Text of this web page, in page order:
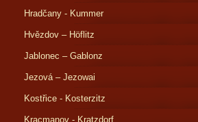
Hradčany - Kummer
Hvězdov – Höflitz
Jablonec – Gablonz
Jezová – Jezowai
Kostřice - Kosterzitz
Kracmanov - Kratzdorf